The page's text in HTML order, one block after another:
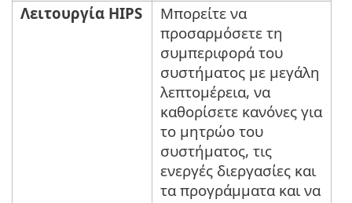
Λειτουργία HIPS
Μπορείτε να
προσαρμόσετε τη
συμπεριφορά του
συστήματος με μεγάλη
λεπτομέρεια, να
καθορίσετε κανόνες για
το μητρώο του
συστήματος, τις
ενεργές διεργασίες και
τα προγράμματα και να